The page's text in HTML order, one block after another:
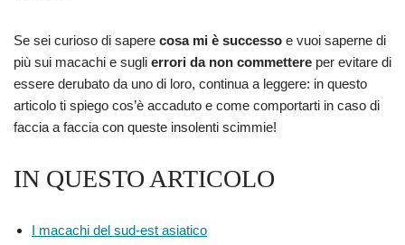
Se sei curioso di sapere cosa mi è successo e vuoi saperne di
più sui macachi e sugli errori da non commettere per evitare di
essere derubato da uno di loro, continua a leggere: in questo
articolo ti spiego cos’è accaduto e come comportarti in caso di
faccia a faccia con queste insolenti scimmie!
IN QUESTO ARTICOLO
I macachi del sud-est asiatico